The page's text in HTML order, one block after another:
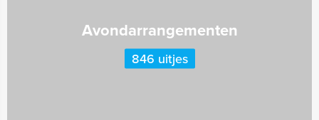
Avondarrangementen
846 uitjes